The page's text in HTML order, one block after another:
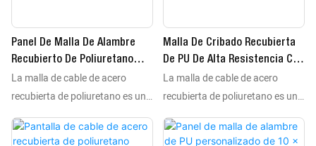
de 3 a 10 veces superior a la de
las mallas metálicas
tradicionales. La malla de cable
de acero recubierta de
poliuretano se utiliza
ampliamente en tamizado,
filtrado, secado, etc., siendo
de 3 a 10 veces superior a la de
las mallas metálicas
tradicionales. La malla de cable
de acero recubierta de
poliuretano se utiliza
ampliamente en tamizado,
filtrado, secado, etc., siendo
Panel De Malla De Alambre
Recubierto De Poliuretano
Con Apertura De 8 Mm Para
Procesamiento De Áridos
La malla de cable de acero
recubierta de poliuretano es un
componente de malla de
poliuretano utilizado en
Malla De Cribado Recubierta
De PU De Alta Resistencia Con
Orificios Rectangulares De 2,5
Mm De Diámetro Para
La malla de cable de acero
recubierta de poliuretano es un
componente de malla de
poliuretano utilizado en